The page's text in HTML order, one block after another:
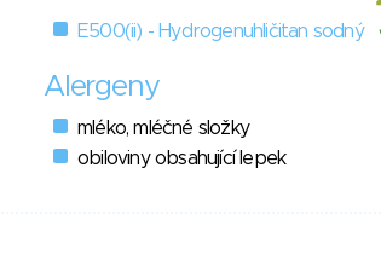
E500(ii) - Hydrogenuhličitan sodný
Alergeny
mléko, mléčné složky
obiloviny obsahující lepek